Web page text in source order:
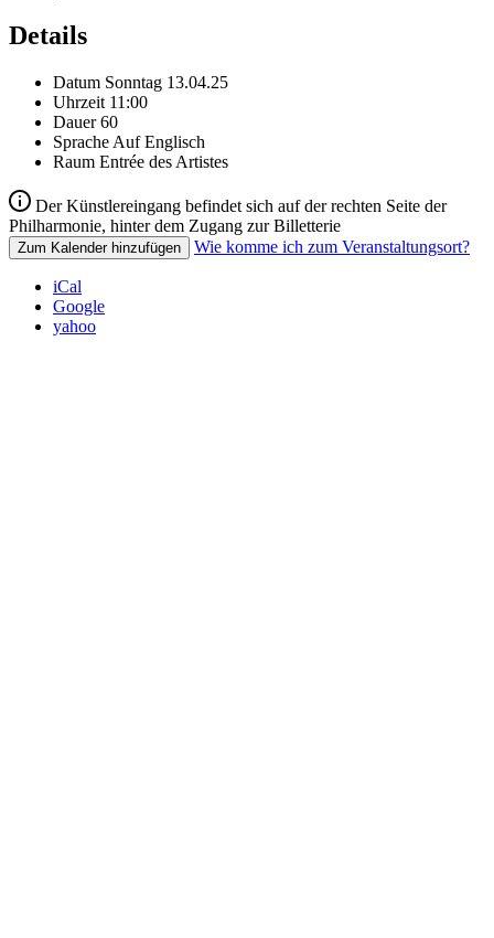
Details
Datum Sonntag 13.04.25
Uhrzeit 11:00
Dauer 60
Sprache Auf Englisch
Raum Entrée des Artistes
Der Künstlereingang befindet sich auf der rechten Seite der
Philharmonie, hinter dem Zugang zur Billetterie
Zum Kalender hinzufügen Wie komme ich zum Veranstaltungsort?
iCal
Google
yahoo